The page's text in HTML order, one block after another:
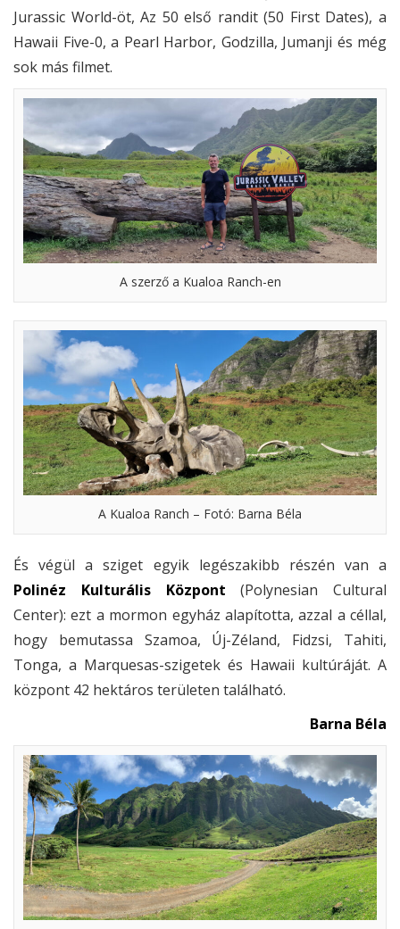
Jurassic World-öt, Az 50 első randit (50 First Dates), a
Hawaii Five-0, a Pearl Harbor, Godzilla, Jumanji és még
sok más filmet.
A szerző a Kualoa Ranch-en
A Kualoa Ranch – Fotó: Barna Béla
És végül a sziget egyik legészakibb részén van a
Polinéz Kulturális Központ (Polynesian Cultural
Center): ezt a mormon egyház alapította, azzal a céllal,
hogy bemutassa Szamoa, Új-Zéland, Fidzsi, Tahiti,
Tonga, a Marquesas-szigetek és Hawaii kultúráját. A
központ 42 hektáros területen található.
Barna Béla